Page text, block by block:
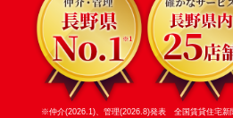
※仲介(2026.1)、管理(2026.8)発表 全国賃貸住宅新